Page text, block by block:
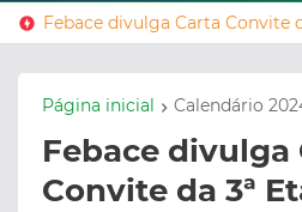
Página inicial Calendário
Febace divulga
Convite da 3ª